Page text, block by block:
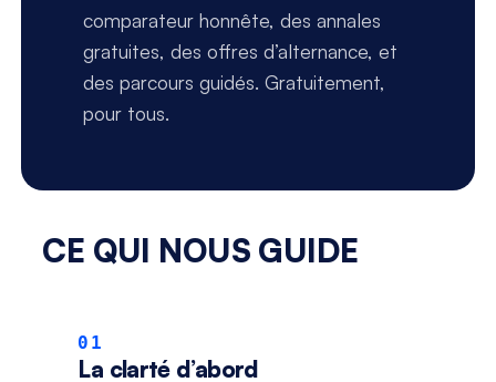
comparateur honnête, des annales
gratuites, des offres d’alternance, et
des parcours guidés. Gratuitement,
pour tous.
CE QUI NOUS GUIDE
01
La clarté d’abord